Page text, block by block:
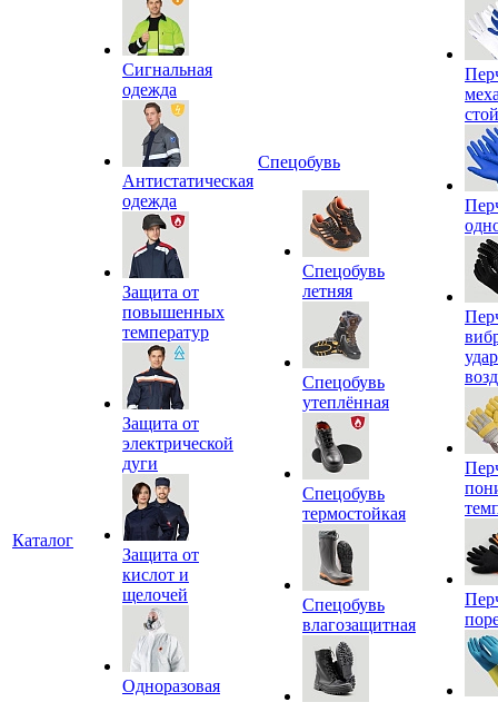
Каталог
Сигнальная
одежда
Антистатическая
одежда
Защита от
повышенных
температур
Защита от
электрической
дуги
Защита от
кислот и
щелочей
Одноразовая
Спецобувь
Спецобувь
летняя
Спецобувь
утеплённая
Спецобувь
термостойкая
Спецобувь
влагозащитная